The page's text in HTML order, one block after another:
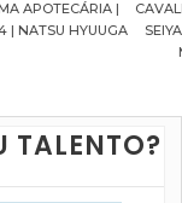
ZODÍACO: SAINT
| VOL. 05 |
TALENTO?